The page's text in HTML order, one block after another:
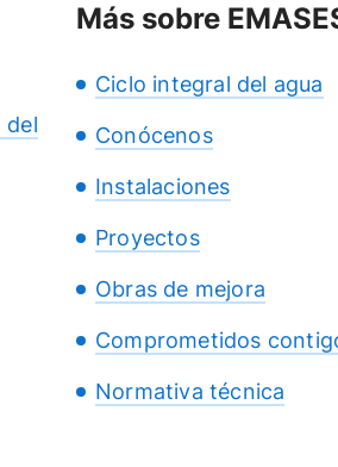
del
Más sobre
Ciclo integral del agua
Conócenos
Instalaciones
Proyectos
Obras de mejora
Comprometidos
Normativa técnica